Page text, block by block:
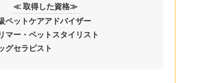
≪ 取得した資格≫
ペットケアアドバイザー
マー・ペットスタイリスト
グセラピスト